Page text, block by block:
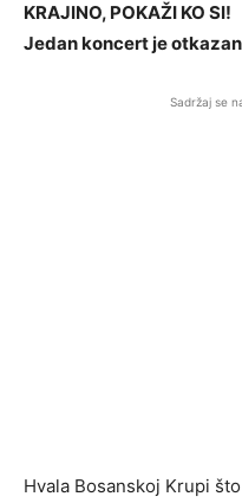
KRAJINO, POKAŽI KO SI!
Jedan koncert je otkazan
Sadržaj se
Hvala Bosanskoj Krupi